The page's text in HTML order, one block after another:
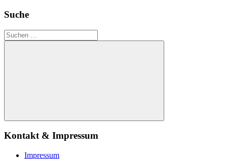
Suche
Suchen
nach:
Suchen
Kontakt & Impressum
Impressum